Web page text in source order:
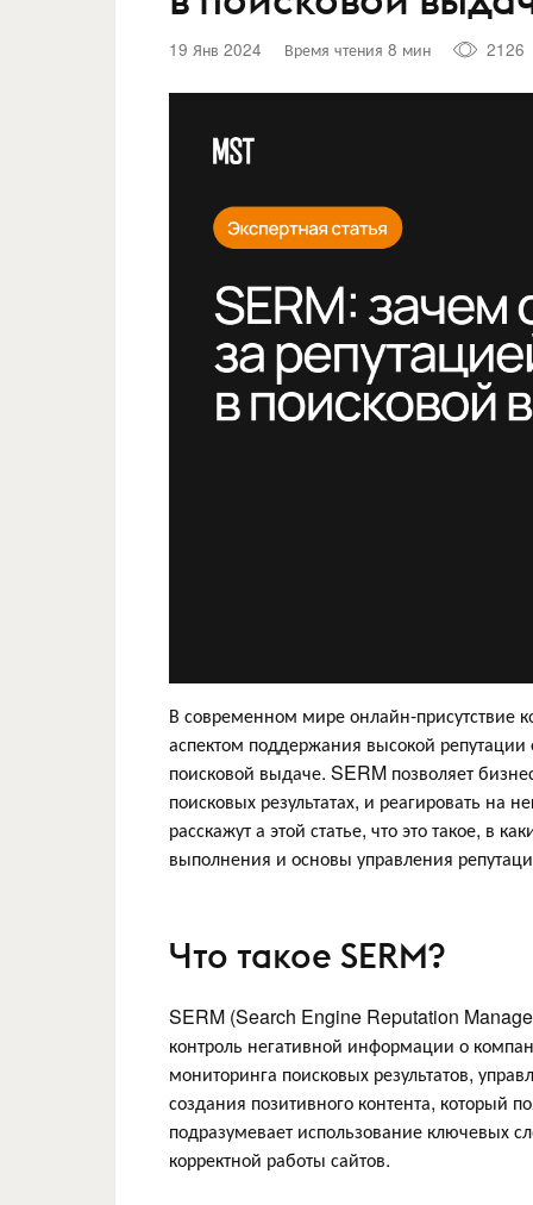
19 Янв 2024 Время чтения 8 мин 2126
В современном мире онлайн-присутствие
аспектом поддержания высокой
поисковой выдаче. SERM позволяет
поисковых результатах, и реагировать на
расскажут а этой статье, что это такое, в
выполнения и основы управления
Что такое SERM?
SERM (Search Engine Reputation
контроль негативной информации о
мониторинга поисковых результатов,
создания позитивного контента, который
подразумевает использование ключевых
корректной работы сайтов.